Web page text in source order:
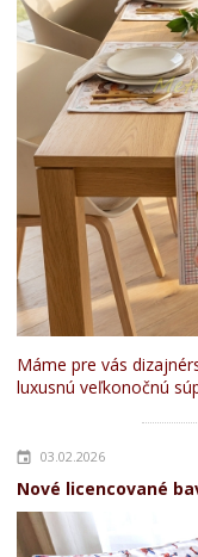
Máme pre vás
luxusnú veľkonočnú
03.02.2026
Nové licencované